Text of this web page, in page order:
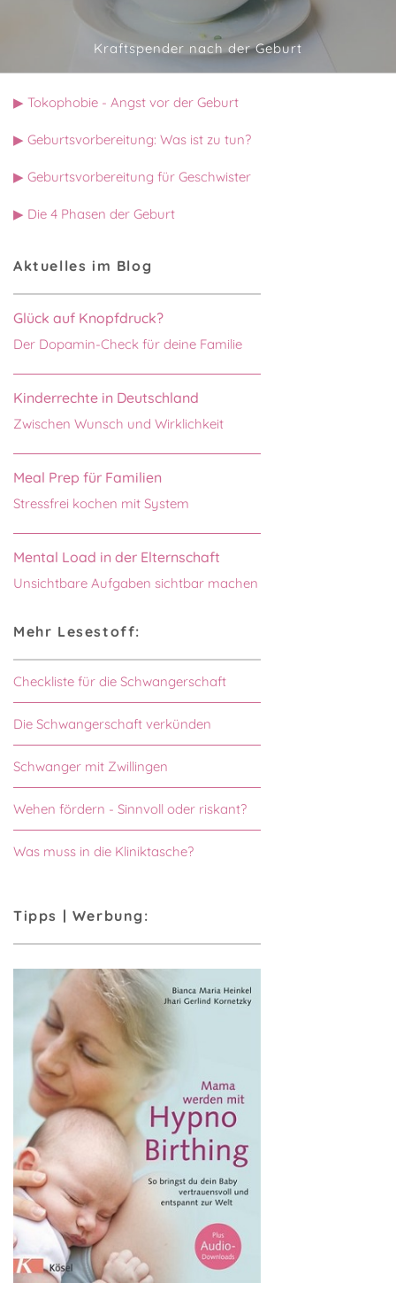
Kraftspender nach der Geburt
▶ Tokophobie - Angst vor der Geburt
▶ Geburtsvorbereitung: Was ist zu tun?
▶ Geburtsvorbereitung für Geschwister
▶ Die 4 Phasen der Geburt
Aktuelles im Blog
Glück auf Knopfdruck?
Der Dopamin-Check für deine Familie
Kinderrechte in Deutschland
Zwischen Wunsch und Wirklichkeit
Meal Prep für Familien
Stressfrei kochen mit System
Mental Load in der Elternschaft
Unsichtbare Aufgaben sichtbar machen
Mehr Lesestoff:
Checkliste für die Schwangerschaft
Die Schwangerschaft verkünden
Schwanger mit Zwillingen
Wehen fördern - Sinnvoll oder riskant?
Was muss in die Kliniktasche?
Tipps | Werbung: